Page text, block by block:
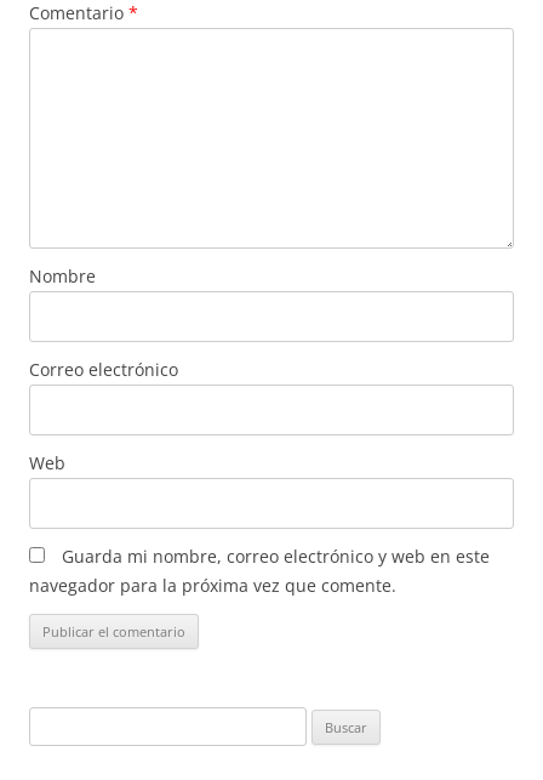
Comentario *
Nombre
Correo electrónico
Web
Guarda mi nombre, correo electrónico y web en este
navegador para la próxima vez que comente.